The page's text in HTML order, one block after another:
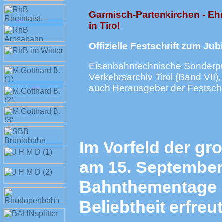
Garmisch-Partenkirchen -
in Tirol
Offizielle Festschrift zum
Eisenbahntechnische
Verkehrsarchiv Tirol (Band
auch Herausgeber der
Im Vorfeld der
am 15.
Beliebtheit